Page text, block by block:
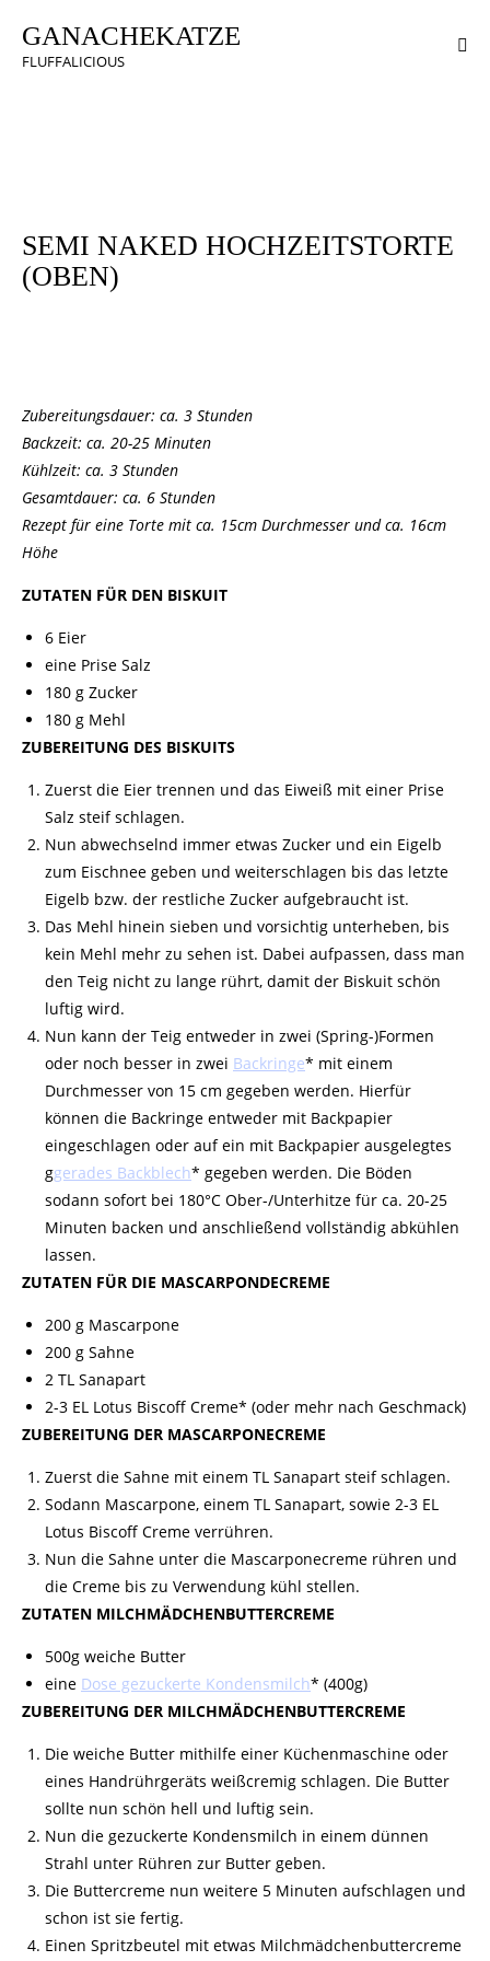
GANACHEKATZE
FLUFFALICIOUS
SEMI NAKED HOCHZEITSTORTE
(OBEN)
Zubereitungsdauer: ca. 3 Stunden
Backzeit: ca. 20-25 Minuten
Kühlzeit: ca. 3 Stunden
Gesamtdauer: ca. 6 Stunden
Rezept für eine Torte mit ca. 15cm Durchmesser und ca. 16cm
Höhe
ZUTATEN FÜR DEN BISKUIT
6 Eier
eine Prise Salz
180 g Zucker
180 g Mehl
ZUBEREITUNG DES BISKUITS
Zuerst die Eier trennen und das Eiweiß mit einer Prise
Salz steif schlagen.
Nun abwechselnd immer etwas Zucker und ein Eigelb
zum Eischnee geben und weiterschlagen bis das letzte
Eigelb bzw. der restliche Zucker aufgebraucht ist.
Das Mehl hinein sieben und vorsichtig unterheben, bis
kein Mehl mehr zu sehen ist. Dabei aufpassen, dass man
den Teig nicht zu lange rührt, damit der Biskuit schön
luftig wird.
Nun kann der Teig entweder in zwei (Spring-)Formen
oder noch besser in zwei Backringe* mit einem
Durchmesser von 15 cm gegeben werden. Hierfür
können die Backringe entweder mit Backpapier
eingeschlagen oder auf ein mit Backpapier ausgelegtes
ggerades Backblech* gegeben werden. Die Böden
sodann sofort bei 180°C Ober-/Unterhitze für ca. 20-25
Minuten backen und anschließend vollständig abkühlen
lassen.
ZUTATEN FÜR DIE MASCARPONDECREME
200 g Mascarpone
200 g Sahne
2 TL Sanapart
2-3 EL Lotus Biscoff Creme* (oder mehr nach Geschmack)
ZUBEREITUNG DER MASCARPONECREME
Zuerst die Sahne mit einem TL Sanapart steif schlagen.
Sodann Mascarpone, einem TL Sanapart, sowie 2-3 EL
Lotus Biscoff Creme verrühren.
Nun die Sahne unter die Mascarponecreme rühren und
die Creme bis zu Verwendung kühl stellen.
ZUTATEN MILCHMÄDCHENBUTTERCREME
500g weiche Butter
eine Dose gezuckerte Kondensmilch* (400g)
ZUBEREITUNG DER MILCHMÄDCHENBUTTERCREME
Die weiche Butter mithilfe einer Küchenmaschine oder
eines Handrührgeräts weißcremig schlagen. Die Butter
sollte nun schön hell und luftig sein.
Nun die gezuckerte Kondensmilch in einem dünnen
Strahl unter Rühren zur Butter geben.
Die Buttercreme nun weitere 5 Minuten aufschlagen und
schon ist sie fertig.
Einen Spritzbeutel mit etwas Milchmädchenbuttercreme